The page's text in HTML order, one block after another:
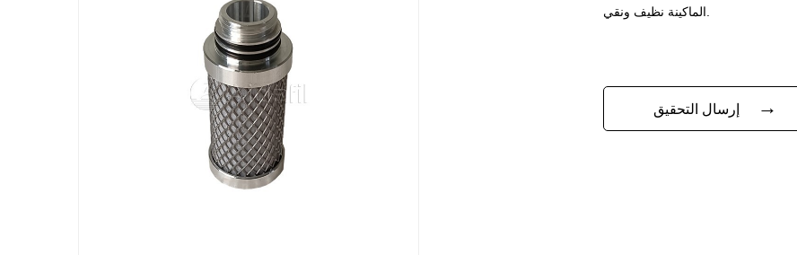
إرسال التحقيق →